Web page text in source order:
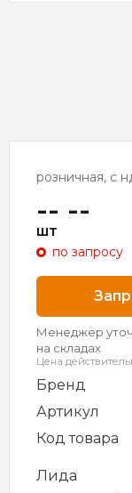
розничная, с
-- --
шт
по запросу
Менеджер
на складах
Цена
Бренд
Артикул
Код товара
Лида